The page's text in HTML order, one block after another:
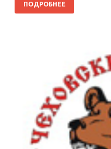
ПОДРОБНЕЕ